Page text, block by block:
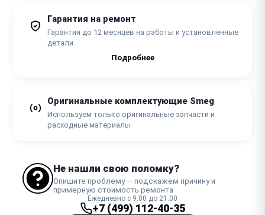
Гарантия на ремонт
Гарантия до 12 месяцев на работы и установленные
детали
Подробнее
Оригинальные комплектующие Smeg
Используем только оригинальные запчасти и
расходные материалы
Не нашли свою поломку?
Опишите проблему — подскажем причину и
примерную стоимость ремонта
Ежедневно с 9:00 до 21:00
+7 (499) 112-40-35